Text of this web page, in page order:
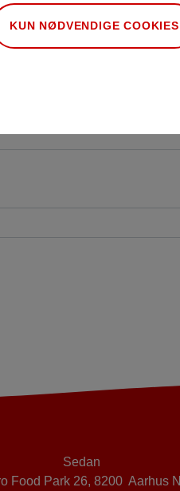
KUN NØDVENDIGE COOKIES
af hjemmesiden :-)
Sedan
Food Park 26, 8200 Aarhus N